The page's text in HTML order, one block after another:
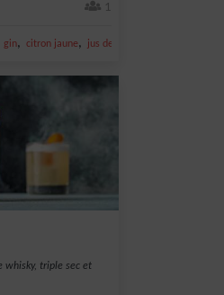
1
gin, citron jaune, jus de citron jaune
whisky, triple sec et